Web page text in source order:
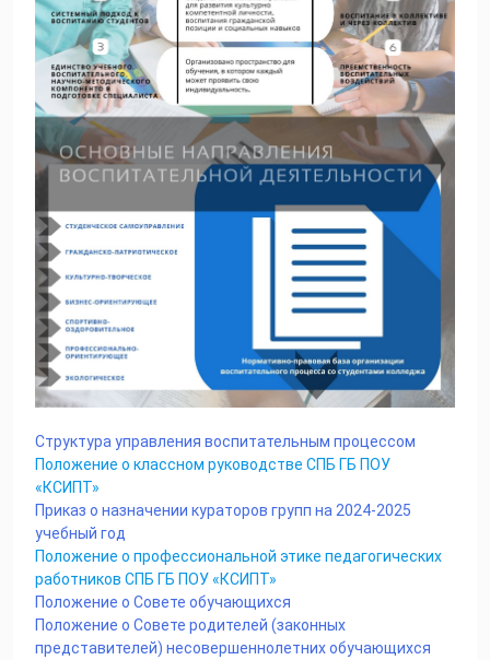
Структура управления воспитательным процессом
Положение о классном руководстве СПБ ГБ ПОУ
«КСИПТ»
Приказ о назначении кураторов групп на 2024-2025
учебный год
Положение о профессиональной этике педагогических
работников СПБ ГБ ПОУ «КСИПТ»
Положение о Совете обучающихся
Положение о Cовете родителей (законных
представителей) несовершеннолетних обучающихся